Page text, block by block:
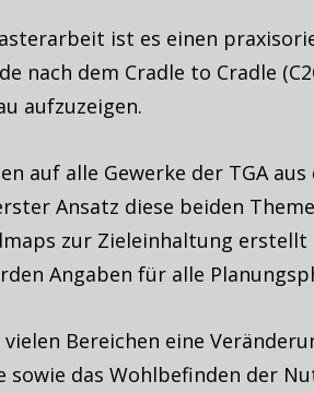
ist es einen
nach dem Cradle to Cradle
aufzuzeigen.
auf alle Gewerke der TGA
Ansatz diese beiden
zur Zieleinhaltung
Angaben für alle
Bereichen eine
sowie das Wohlbefinden der